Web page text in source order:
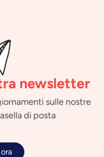
newsletter
sulle nostre
di posta